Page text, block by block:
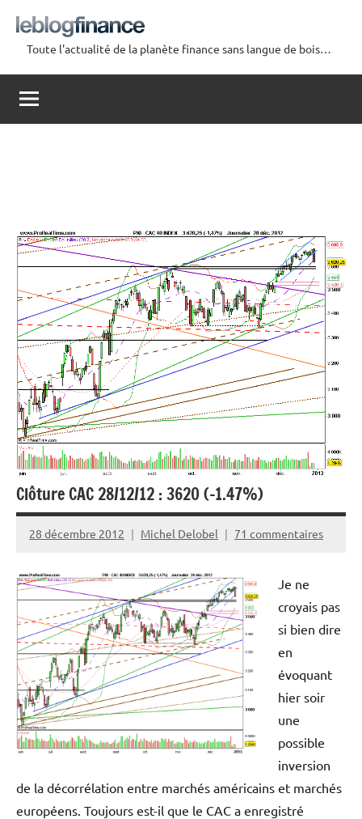
contenu
Le
Blog
Finance
Toute l'actualité de la planète finance sans langue de bois…
Clôture CAC 28/12/12 : 3620 (-1.47%)
28 décembre 2012 Michel Delobel 71 commentaires
Je ne
croyais pas
si bien dire
en
évoquant
hier soir
une
possible
inversion
de la décorrélation entre marchés américains et marchés
européens. Toujours est-il que le CAC a enregistré